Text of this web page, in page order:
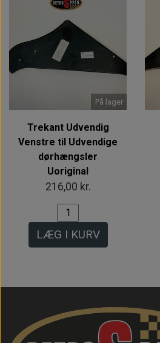
På lager
Trekant Udvendig
Venstre til Udvendige
dørhængsler
Uoriginal
216,00 kr.
LÆG I KURV